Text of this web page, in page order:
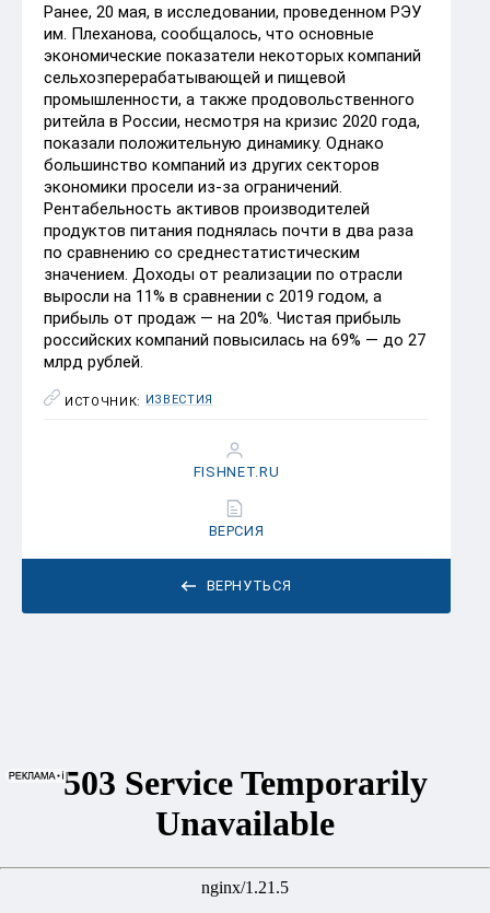
Ранее, 20 мая, в исследовании, проведенном РЭУ
им. Плеханова, сообщалось, что основные
экономические показатели некоторых компаний
сельхозперерабатывающей и пищевой
промышленности, а также продовольственного
ритейла в России, несмотря на кризис 2020 года,
показали положительную динамику. Однако
большинство компаний из других секторов
экономики просели из-за ограничений.
Рентабельность активов производителей
продуктов питания поднялась почти в два раза
по сравнению со среднестатистическим
значением. Доходы от реализации по отрасли
выросли на 11% в сравнении с 2019 годом, а
прибыль от продаж — на 20%. Чистая прибыль
российских компаний повысилась на 69% — до 27
млрд рублей.
ИСТОЧНИК: ИЗВЕСТИЯ
ВЕРНУТЬСЯ
FISHNET.RU
ВЕРСИЯ